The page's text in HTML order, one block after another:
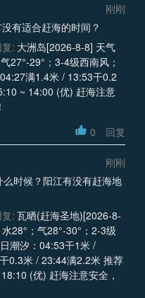
刚刚
有适合赶海的时间？
: 大洲岛[2026-8-8] 天气
27°-29°；3-4级西南风；
满1.4米 / 13:53干0.2
~ 14:00 (优) 赶海注意
0 回复
刚刚
时候？阳江有没有赶海地
: 瓦晒(赶海圣地)[2026-8-
28°；气28°-30°；2-3级
潮汐：04:53干1米 /
0.3米 / 23:44满2.2米 推荐
(优) 赶海注意安全，